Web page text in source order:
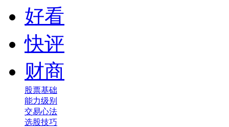
好看
快评
财商
股票基础
能力级别
交易心法
选股技巧